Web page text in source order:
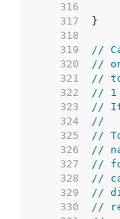
   316
   317
   318
   319
//
   320
//
   321
//
   322
// 1
   323
// It
   324
//
   325
//
   326
//
   327
//
   328
//
   329
//
   330
//